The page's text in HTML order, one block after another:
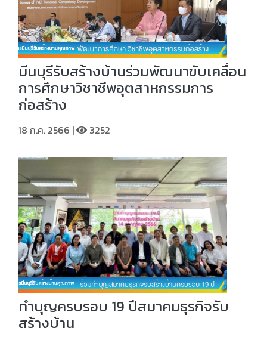
มีนบุรีรับสร้างบ้านร่วมพัฒนาขับเคลื่อน
การศึกษาวิชาชีพอุตสาหกรรมการ
ก่อสร้าง
18 ก.ค. 2566 | 3252
ทำบุญครบรอบ 19 ปีสมาคมธุรกิจรับ
สร้างบ้าน